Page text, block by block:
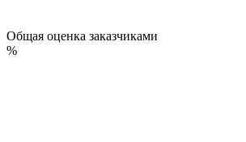
Общая оценка заказчиками
%